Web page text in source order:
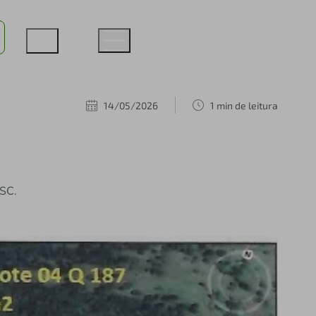
14/05/2026 1 min de leitura